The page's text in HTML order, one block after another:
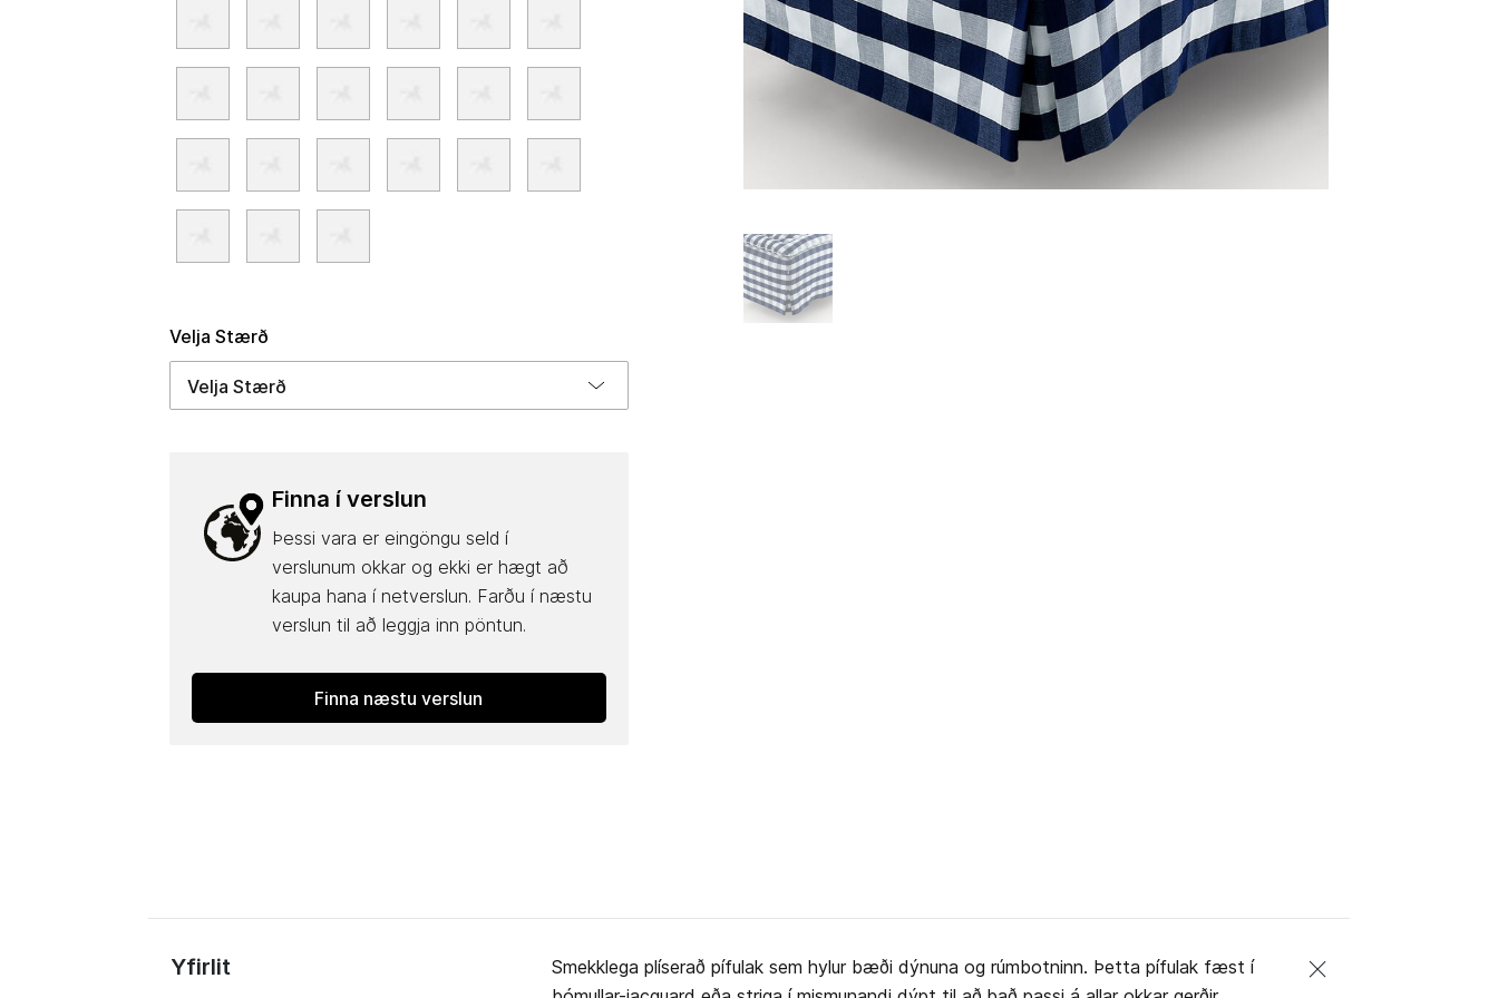
Velja Stærð
Finna í verslun
Þessi vara er eingöngu seld í
verslunum okkar og ekki er hægt að
kaupa hana í netverslun. Farðu í næstu
verslun til að leggja inn pöntun.
Finna næstu verslun
Yfirlit
Smekklega plíserað pífulak sem hylur bæði dýnuna og rúmbotninn. Þetta pífulak fæst í